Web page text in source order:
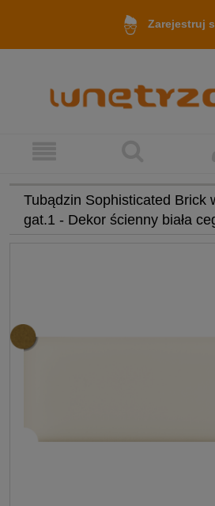
Zarejestruj
Tubądzin Sophisticated Brick
gat.1 - Dekor ścienny biała